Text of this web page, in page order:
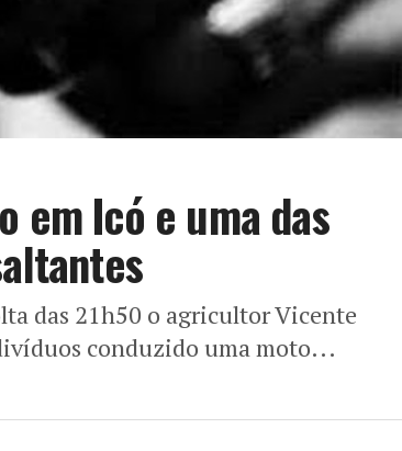
em Icó e uma das
das 21h50 o agricultor Vicente
conduzido uma moto...